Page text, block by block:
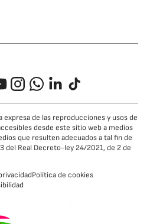
InstagramWhatsappLinkedIn
TikTok
expresa de las reproducciones y usos de
desde este sitio web a medios
que resulten adecuados a tal fin de
del Real Decreto-ley 24/2021, de 2 de
Política de cookies